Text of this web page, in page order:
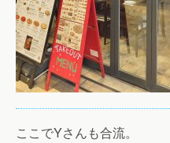
ここでYさんも合流。